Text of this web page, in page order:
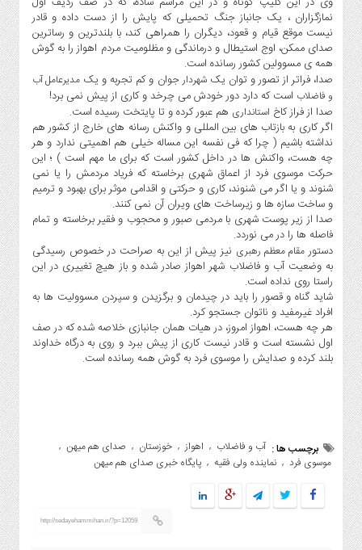
یادداشت
نمازگزاران ، یک جانباز جنگ تحمیلی که پایش را از دست داده و قادر
نیست موقع قیام و قعود، دیگران را همراهی کند، با بلندترین و رساترین
صدای ممکن، اوج استیطال و درماندگی و مظلومیت مردم اهواز را به گوش
همه ی مسوولین کشور رسانده است.
صدا، فراتر از تصور و توان یکشهردارجوان و کم تجربه و یکمدیرعامل آب
و فاضلاب است که دارد دور خودش می چرخد و کاری از پیش نمی برد!
صدا از فراز کاخ استانداری هم عبور کرده و تا پایتخت رسیده است.
اگر کاری به بازتاب های بین المللی و واکنش رسانه های خارج از کشور هم
نداشته باشیم ( چرا که فی نفسه این مساله خیلی هم اهمیتی ندارد و هر
چه هست، واکنش ها در داخل کشور است که برای ما مهم است ) ؛ این
حرکت موسوی فرد از اعماق شهری برخاسته که فریاد مردمش را یا نمی
شنوند و یا اگر می شنوند، کاری و حرکتی و اقدامی موثر برای بهبود و ترمیم
و ساخت سازه ها و زیرساخت های ویران آن نمی کنند.
صدا از زیر پوست شهری با مردمی صبور و محجوب و فقیر برخاسته و تمام
فاصله ها را در می نوردد.
دستور مقام معظم رهبری نیز پیش از این به صراحت در خصوص رسیدگی
به وضعیت آب و فاضلاب شهر اهواز صادر شده و باز هیچ تغییری در این
راستا روی نداده است.
شاید گناه و قصور را باید در چیدمان و برگزیدن و سپردن مسوولیت ها به
افراد غیرمفید و ناتوان جستجو کرد.
هر چه هست، اهواز امروز، در هیات همان جانبازی خلاصه شده که در صف
اول نشسته است و قادر نیست کاری از پیش ببرد و روی به درگاه خداوند
بلند کرده و صدایش را موسوی فرد به گوش همه رسانده است.
برچسب ها : آب و فاضلاب , اهواز , خوزستان , صدای هم میهن ,
موسوی فرد , نماینده ولی فقیه , پایگاه خبری صدای هم میهن
http://sedayehammihan.ir/?p=12059